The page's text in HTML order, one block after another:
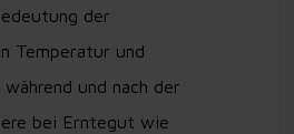
der
Temperatur und
und nach der
bei Erntegut wie